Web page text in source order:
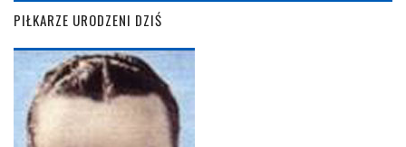
PIŁKARZE URODZENI DZIŚ